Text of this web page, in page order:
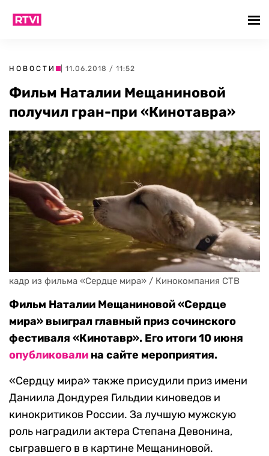
НОВОСТИ | 11.06.2018 / 11:52
Фильм Наталии Мещаниновой
получил гран-при «Кинотавра»
кадр из фильма «Сердце мира» / Кинокомпания СТВ
Фильм Наталии Мещаниновой «Сердце
мира» выиграл главный приз сочинского
фестиваля «Кинотавр». Его итоги 10 июня
опубликовали на сайте мероприятия.
«Сердцу мира» также присудили приз имени
Даниила Дондурея Гильдии киноведов и
кинокритиков России. За лучшую мужскую
роль наградили актера Степана Девонина,
сыгравшего в в картине Мещаниновой.